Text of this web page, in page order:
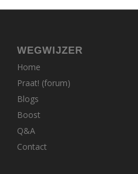
WEGWIJZER
Home
Praat! (forum)
Blogs
Boost
Q&A
Contact